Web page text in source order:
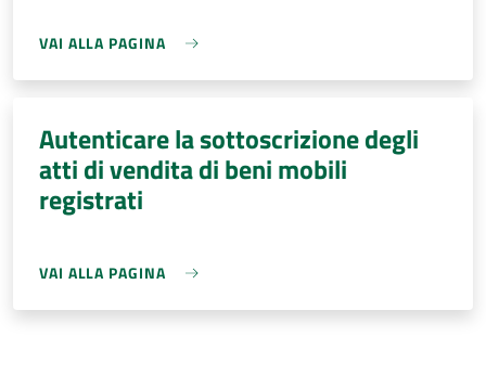
VAI ALLA PAGINA
Autenticare la sottoscrizione degli
atti di vendita di beni mobili
registrati
VAI ALLA PAGINA